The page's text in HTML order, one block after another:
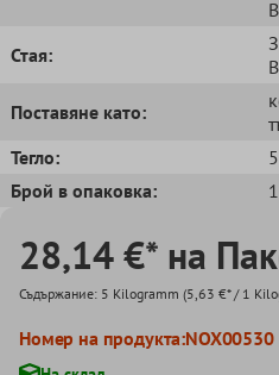
Стая:
Поставяне като:
Тегло:
Брой в опаковка:
1
28,14 €* на
Съдържание: 5 Kilogramm (5,63 €* / 1
Номер на продукта:NOX00530